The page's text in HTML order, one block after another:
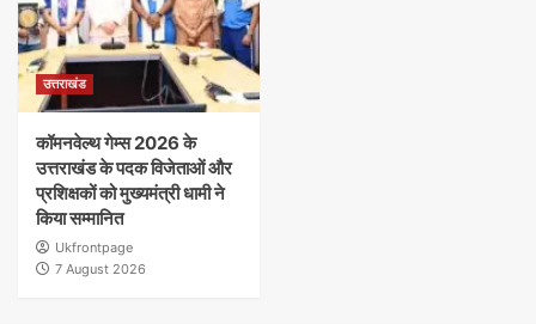
उत्तराखंड
कॉमनवेल्थ गेम्स 2026 के
उत्तराखंड के पदक विजेताओं और
प्रशिक्षकों को मुख्यमंत्री धामी ने
किया सम्मानित
Ukfrontpage
7 August 2026